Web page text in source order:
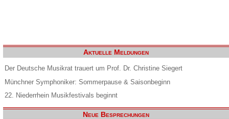
Aktuelle Meldungen
Der Deutsche Musikrat trauert um Prof. Dr. Christine Siegert
Münchner Symphoniker: Sommerpause & Saisonbeginn
22. Niederrhein Musikfestivals beginnt
Neue Besprechungen